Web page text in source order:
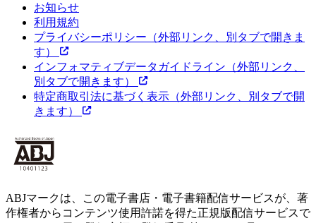
お知らせ
利用規約
プライバシーポリシー （外部リンク、別タブで開きま
す）
インフォマティブデータガイドライン （外部リンク、
別タブで開きます）
特定商取引法に基づく表示 （外部リンク、別タブで開
きます）
ABJマークは、この電子書店・電子書籍配信サービスが、著
作権者からコンテンツ使用許諾を得た正規版配信サービスで